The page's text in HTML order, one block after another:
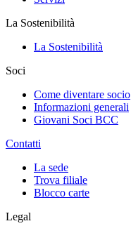
La Sostenibilità
La Sostenibilità
Soci
Come diventare socio
Informazioni generali
Giovani Soci BCC
Contatti
La sede
Trova filiale
Blocco carte
Legal